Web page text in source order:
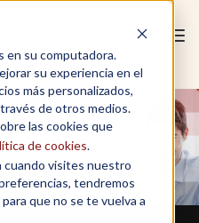
en su computadora.
su experiencia en el
más personalizados,
de otros medios.
las cookies que
de cookies.
cuando visites nuestro
tendremos
que no se te vuelva a